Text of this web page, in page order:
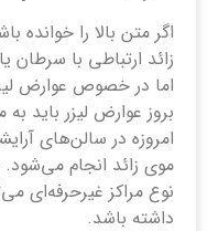
اگر متن بالا را
زائد ارتباطی با سرطان
اما در خصوص عوارض
بروز عوارض لیزر باید به
امروزه در سالن‌های
موی زائد انجام می‌شود.
نوع مراکز غیرحرفه‌ای
داشته باشد.